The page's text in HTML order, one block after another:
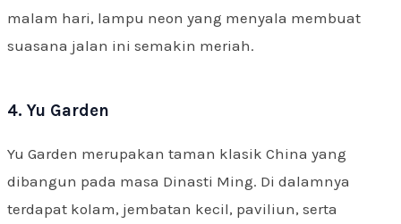
malam hari, lampu neon yang menyala membuat
suasana jalan ini semakin meriah.
4. Yu Garden
Yu Garden merupakan taman klasik China yang
dibangun pada masa Dinasti Ming. Di dalamnya
terdapat kolam, jembatan kecil, paviliun, serta